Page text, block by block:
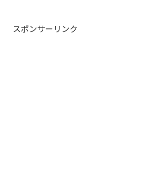
スポンサーリンク